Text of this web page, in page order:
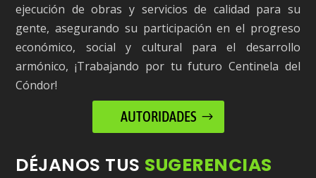
ejecución de obras y servicios de calidad para su
gente, asegurando su participación en el progreso
económico, social y cultural para el desarrollo
armónico, ¡Trabajando por tu futuro Centinela del
Cóndor!
AUTORIDADES
DÉJANOS TUS SUGERENCIAS